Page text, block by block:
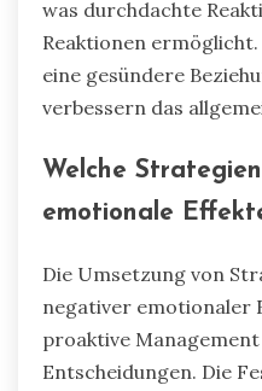
was durchdachte
Reaktionen
eine gesündere
verbessern das
Welche
emotionale
Die Umsetzung von
negativer emotionaler
proaktive
Entscheidungen. Die